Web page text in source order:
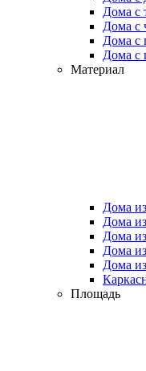
Дома с
Дома с
Дома с
Дома с
Материал
Дома
Дома
Дома
Дома
Дома
Площадь